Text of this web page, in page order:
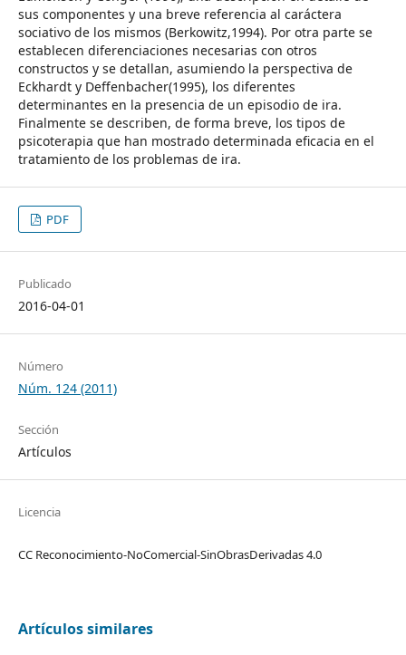
sus componentes y una breve referencia al caráctera
sociativo de los mismos (Berkowitz,1994). Por otra parte se
establecen diferenciaciones necesarias con otros
constructos y se detallan, asumiendo la perspectiva de
Eckhardt y Deffenbacher(1995), los diferentes
determinantes en la presencia de un episodio de ira.
Finalmente se describen, de forma breve, los tipos de
psicoterapia que han mostrado determinada eficacia en el
tratamiento de los problemas de ira.
PDF
Publicado
2016-04-01
Número
Núm. 124 (2011)
Sección
Artículos
Licencia
CC Reconocimiento-NoComercial-SinObrasDerivadas 4.0
Artículos similares